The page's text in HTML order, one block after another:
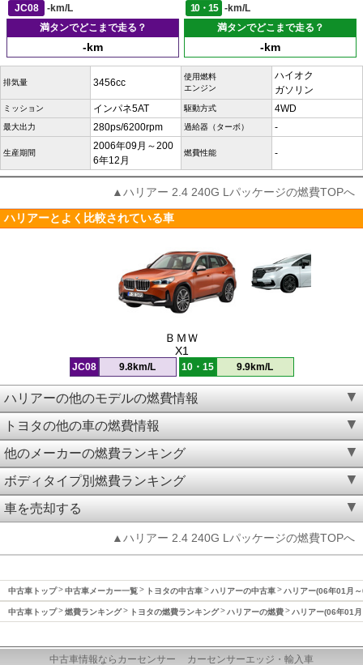
JC08
-km/L 10・15
-km/L
満タンでどこまで走る？
-km
満タンでどこまで走る？
-km
排気量 3456cc
使用燃料
エンジン
ハイオク
ガソリン
ミッション インパネ5AT 駆動方式 4WD
最大出力 280ps/6200rpm 過給器（ターボ） -
生産期間
2006年09月～200
6年12月
燃費性能 -
▲ハリアー 2.4 240G Lパッケージの燃費TOPへ
ハリアーとよく比較されている車
ＢＭＷ
X1
JC08 9.8km/L 10・15 9.9km/L
ハリアーの他のモデルの燃費情報
トヨタの他の車の燃費情報
他のメーカーの燃費ランキング
ボディタイプ別燃費ランキング
車を売却する
▲ハリアー 2.4 240G Lパッケージの燃費TOPへ
中古車トップ 中古車メーカー一覧 トヨタの中古車 ハリアーの中古車 ハリアー(06年01月
中古車トップ 燃費ランキング トヨタの燃費ランキング ハリアーの燃費 ハリアー(06年01
中古車情報ならカーセンサー カーセンサーエッジ・輸入車